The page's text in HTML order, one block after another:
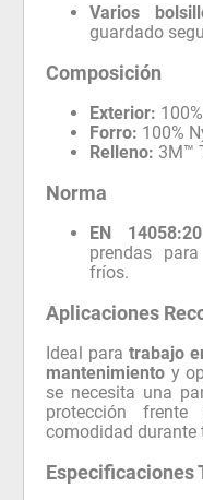
Varios
guardado
Composición
Exterior:
Forro: 100%
Relleno: 3M™
Norma
EN
prendas
fríos.
Aplicaciones
Ideal para trabajo
mantenimiento y
se necesita una
protección
comodidad durante
Especificaciones